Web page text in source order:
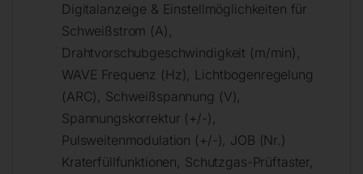
Digitalanzeige & Einstellmöglichkeiten für
Schweißstrom (A),
Drahtvorschubgeschwindigkeit (m/min),
WAVE Frequenz (Hz), Lichtbogenregelung
(ARC), Schweißspannung (V),
Spannungskorrektur (+/-),
Pulsweitenmodulation (+/-), JOB (Nr.)
Kraterfüllfunktionen, Schutzgas-Prüftaster,